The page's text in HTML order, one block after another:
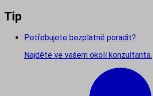
Tip
Potřebujete bezplatně poradit?
Najděte ve vašem okolí konzultanta.